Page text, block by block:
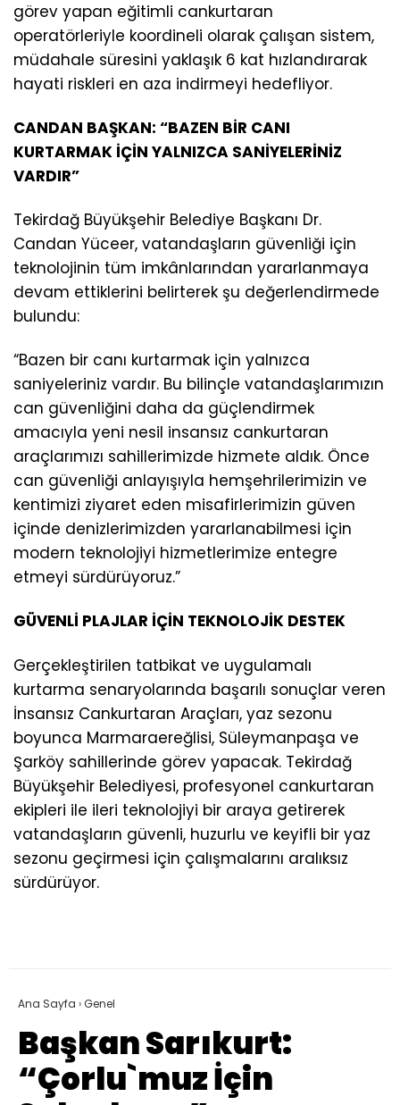
görev yapan eğitimli cankurtaran
operatörleriyle koordineli olarak çalışan sistem,
müdahale süresini yaklaşık 6 kat hızlandırarak
hayati riskleri en aza indirmeyi hedefliyor.
CANDAN BAŞKAN: “BAZEN BİR CANI
KURTARMAK İÇİN YALNIZCA SANİYELERİNİZ
VARDIR”
Tekirdağ Büyükşehir Belediye Başkanı Dr.
Candan Yüceer, vatandaşların güvenliği için
teknolojinin tüm imkânlarından yararlanmaya
devam ettiklerini belirterek şu değerlendirmede
bulundu:
“Bazen bir canı kurtarmak için yalnızca
saniyeleriniz vardır. Bu bilinçle vatandaşlarımızın
can güvenliğini daha da güçlendirmek
amacıyla yeni nesil insansız cankurtaran
araçlarımızı sahillerimizde hizmete aldık. Önce
can güvenliği anlayışıyla hemşehrilerimizin ve
kentimizi ziyaret eden misafirlerimizin güven
içinde denizlerimizden yararlanabilmesi için
modern teknolojiyi hizmetlerimize entegre
etmeyi sürdürüyoruz.”
GÜVENLİ PLAJLAR İÇİN TEKNOLOJİK DESTEK
Gerçekleştirilen tatbikat ve uygulamalı
kurtarma senaryolarında başarılı sonuçlar veren
İnsansız Cankurtaran Araçları, yaz sezonu
boyunca Marmaraereğlisi, Süleymanpaşa ve
Şarköy sahillerinde görev yapacak. Tekirdağ
Büyükşehir Belediyesi, profesyonel cankurtaran
ekipleri ile ileri teknolojiyi bir araya getirerek
vatandaşların güvenli, huzurlu ve keyifli bir yaz
sezonu geçirmesi için çalışmalarını aralıksız
sürdürüyor.
Ana Sayfa ›Genel
Başkan Sarıkurt:
“Çorlu`muz İçin